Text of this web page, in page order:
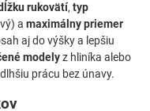
rukovätí, typ
a maximálny priemer
aj do výšky a lepšiu
modelyz hliníka alebo
prácu bez únavy.